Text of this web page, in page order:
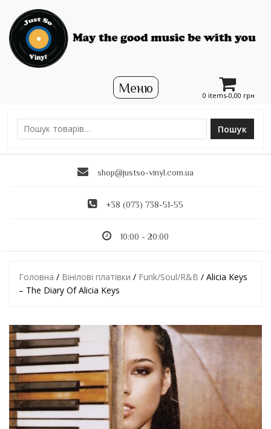
0 items-0,00 грн
Ш
Пошук
shop@justso-vinyl.com.ua
+38 (073) 738-51-55
10:00 - 20:00
Головна / Вінілові платівки / Funk/Soul/R&B / Alicia Keys
– The Diary Of Alicia Keys